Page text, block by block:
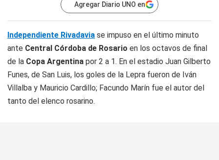
Agregar Diario UNO en
Independiente Rivadavia se impuso en el último minuto
ante Central Córdoba de Rosario en los octavos de final
de la Copa Argentina por 2 a 1. En el estadio Juan Gilberto
Funes, de San Luis, los goles de la Lepra fueron de Iván
Villalba y Mauricio Cardillo; Facundo Marín fue el autor del
tanto del elenco rosarino.